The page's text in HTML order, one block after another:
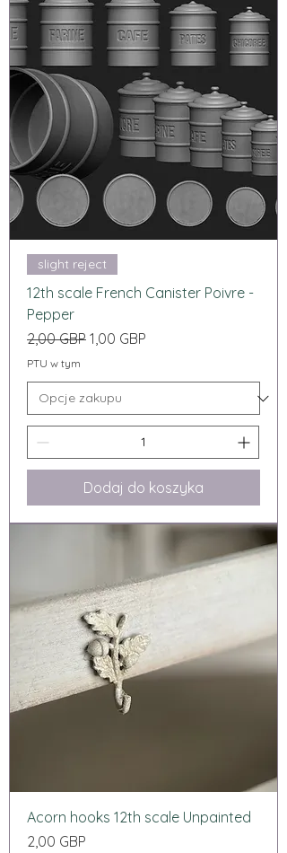
slight reject
12th scale French Canister Poivre -
Pepper
Regularna cena
2,00 GBP Cena rabatowa
1,00 GBP
PTU w tym
Dodaj do koszyka
Acorn hooks 12th scale Unpainted
Cena
2,00 GBP